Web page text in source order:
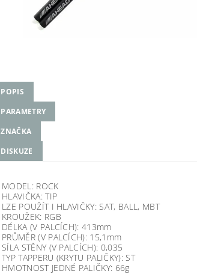
POPIS
PARAMETRY
ZNAČKA
DISKUZE
MODEL: ROCK
HLAVIČKA: TIP
LZE POUŽÍT I HLAVIČKY: SAT, BALL, MBT
KROUŽEK: RGB
DÉLKA (V PALCÍCH): 413mm
PRŮMĚR (V PALCÍCH): 15,1mm
SÍLA STĚNY (V PALCÍCH): 0,035
TYP TAPPERU (KRYTU PALIČKY): ST
HMOTNOST JEDNÉ PALIČKY: 66g